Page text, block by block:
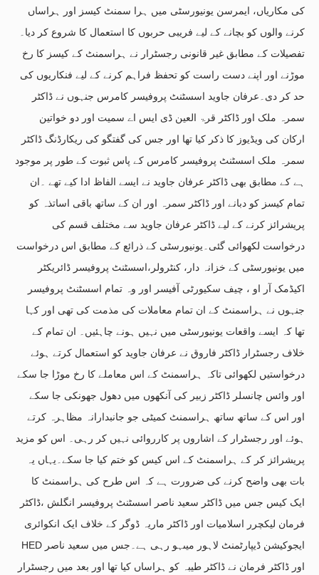
کی مکاریاں، ایمرسن یونیورسٹی میں ہرا سمنٹ کیسز اور ہراساں
کرنے والوں کو بچانے کے لیے فریبی حربوں کا استعمال کا شروع کر دیا۔
تفصیلات کے مطابق غیر قانونی رجسٹرار نے ہراسمنٹ کے کیسز کا رخ
موڑنے اور اپنے دست راست کو تحفظ فراہم کرنے کے لیے فنکاریوں کی
حد کر دی۔عرفان جاوید اسسٹنٹ پروفیسر کامرس جنہوں نے ڈاکٹر
سمرہ ملک اور ڈاکٹر قرۃ العین ڈی ایس اے سمیت اور دو خواتین
ارکان کی ویڈیوز کا ذکر کیا تھا اور جس کی گفتگو کی ریکارڈنگ ڈاکٹر
سمرہ ملک اسسٹنٹ پروفیسر کامرس کے پاس ثبوت کے طور پر موجود
ہے کے مطابق بھی ڈاکٹر عرفان جاوید نے ایسے الفاظ ادا کیے تھے ۔ان
تمام کیسز کو دبانے اور ڈاکٹر سمرہ اور ان کے ساتھ باقی اساتذہ کو
پریشرائز کرنے کے لیے ڈاکٹر عرفان جاوید سے مختلف قسم کی
درخواست لکھوائی گئی۔یونیورسٹی کے ذرائع کے مطابق اس درخواست
میں یونیورسٹی کے خزانہ دار، کنٹرولر،اسسٹنٹ پروفیسر ڈائریکٹر
اکیڈمک آر او ، چیف سکیورٹی آفیسر اور وہ تمام اسسٹنٹ پروفیسر
جنہوں نے ہراسمنٹ کے ان تمام معاملات کی مذمت کی تھی اور کہا
تھا کہ ایسے واقعات یونیورسٹی میں نہیں ہونے چاہئیں۔ ان تمام کے
خلاف رجسٹرار ڈاکٹر فاروق نے عرفان جاوید کو استعمال کرتے ہوئے
درخواستیں لکھوائی تاکہ ہراسمنٹ کے اس معاملے کا رخ موڑا جا سکے
اور وائس چانسلر ڈاکٹر زبیر کی آنکھوں میں دھول جھونکی جا سکے
اور اس کے ساتھ ساتھ ہراسمنٹ کمیٹی جو جانبدارانہ مظاہرہ کرتے
ہوئے اور رجسٹرار کے اشاروں پر کارروائی نہیں کر رہی۔ اس کو مزید
پریشرائز کر کے ہراسمنٹ کے اس کیس کو ختم کیا جا سکے۔یہاں یہ
بات بھی واضح کرنے کی ضرورت ہے کہ اس طرح کی ہراسمنٹ کا
ایک کیس جس میں ڈاکٹر سعید ناصر اسسٹنٹ پروفیسر انگلش ،ڈاکٹر
فرمان لیکچرر اسلامیات اور ڈاکٹر ماریہ ڈوگر کے خلاف ایک انکوائری
HED ایجوکیشن ڈیپارٹمنٹ لاہور میںہو رہی ہے۔جس میں سعید ناصر
اور ڈاکٹر فرمان نے ڈاکٹر طیبہ کو ہراساں کیا تھا اور بعد میں رجسٹرار